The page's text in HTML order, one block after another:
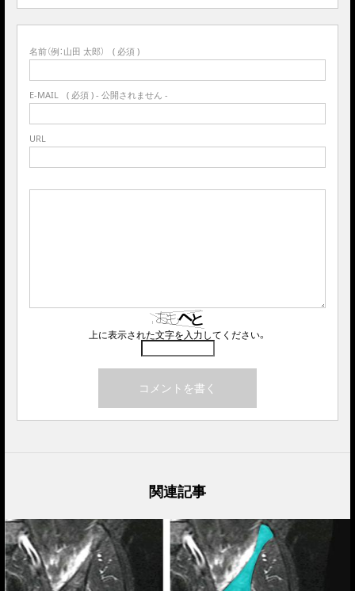
名前（例：山田 太郎） ( 必須 )
E-MAIL ( 必須 ) - 公開されません -
URL
上に表示された文字を入力してください。
関連記事